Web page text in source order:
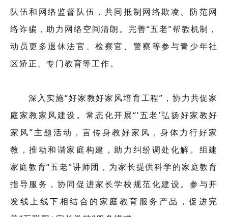
队伍和网络监督队伍，共同抵制网络欺凌、防范网
络诈骗，助力网络空间清朗。完善“五老”帮教机制，
动员更多退休法官、检察官、警察等参与青少年社
区矫正、专门教育等工作。
深入实施“好家教好家风培育工程”，协力共促家
庭家教家风建设。常态化开展“‘五老’弘扬好家教好
家风”主题活动，言传身教好家风，身体力行好家
教，推动和谐家庭构建，助力纠纷调处化解。组建
家庭教育“五老”讲师团，为家长提供科学的家庭教育
指导服务，协同促进家长学校规范化建设。参与开
发线上线下相结合的家庭教育服务产品，促进完